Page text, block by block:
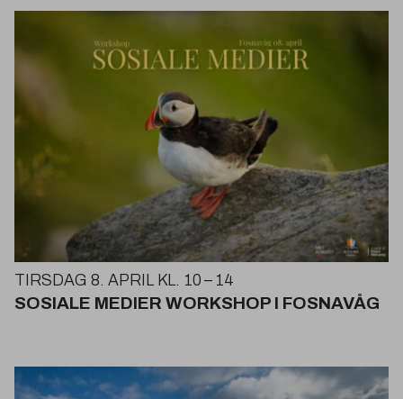
TIRSDAG 8. APRIL KL. 10 – 14
SOSIALE MEDIER WORKSHOP I FOSNAVÅG